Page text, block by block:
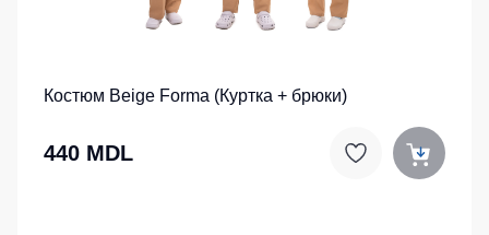
Костюм Beige Forma (Куртка + брюки)
440 MDL